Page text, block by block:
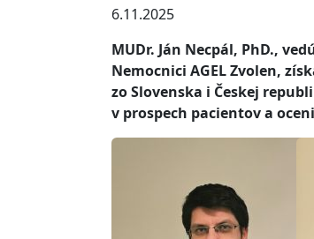
6.11.2025
MUDr. Ján Necpál, PhD.,
Nemocnici AGEL Zvolen,
zo Slovenska i Českej
v prospech pacientov a